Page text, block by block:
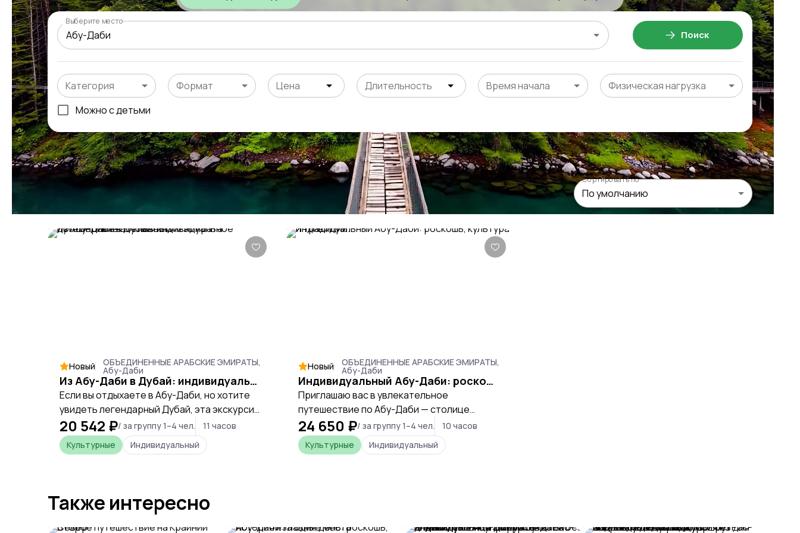
Выберите место
Категория Формат Цена Длительность Время начала
Физическая нагрузка
Можно с детьми
Поиск
Сортировать по
По умолчанию
Новый ОБЪЕДИНЕННЫЕ АРАБСКИЕ ЭМИРАТЫ,
Абу-Даби
Из Абу-Даби в Дубай: индивидуальное путешествие по главным достопримечательностям эмирата
Если вы отдыхаете в Абу-Даби, но хотите
увидеть легендарный Дубай, эта экскурсия
станет идеальным решением. За один день
вы познакомитесь с самыми известными
достопримечательностями города,
кварталы. Экскурсия проходит в
20 542 ₽/ за группу 1–4 чел.
11 часов
Культурные
Индивидуальный
Новый ОБЪЕДИНЕННЫЕ АРАБСКИЕ ЭМИРАТЫ,
Абу-Даби
Индивидуальный Абу-Даби: роскошь, культура и традиции.
Приглашаю вас в увлекательное
путешествие по Абу-Даби — столице
Объединённых Арабских Эмиратов. За один
день вы увидите главные символы города,
познакомитесь с его историей, культурой и
24 650 ₽/ за группу 1–4 чел.
10 часов
Культурные
Индивидуальный
Также интересно